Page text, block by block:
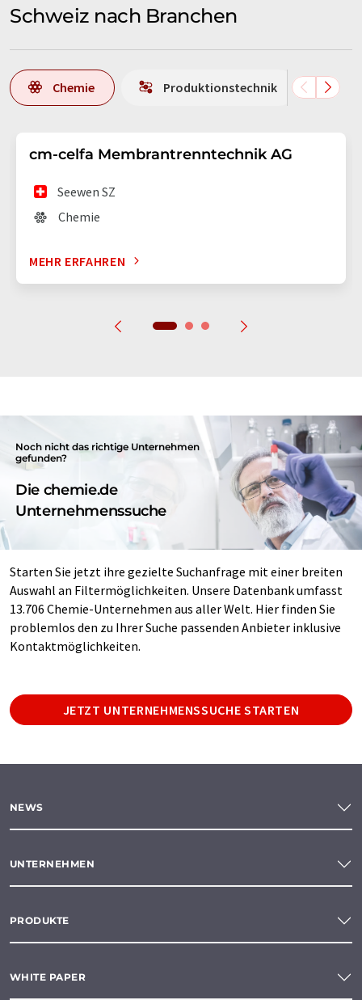
Schweiz nach Branchen
Chemie Produktionstechnik
cm-celfa Membrantrenntechnik AG
Seewen SZ
Chemie
MEHR ERFAHREN
Noch nicht das richtige Unternehmen
gefunden?
Die chemie.de
Unternehmenssuche
Starten Sie jetzt ihre gezielte Suchanfrage mit einer breiten
Auswahl an Filtermöglichkeiten. Unsere Datenbank umfasst
13.706 Chemie-Unternehmen aus aller Welt. Hier finden Sie
problemlos den zu Ihrer Suche passenden Anbieter inklusive
Kontaktmöglichkeiten.
JETZT UNTERNEHMENSSUCHE STARTEN
NEWS
UNTERNEHMEN
PRODUKTE
WHITE PAPER